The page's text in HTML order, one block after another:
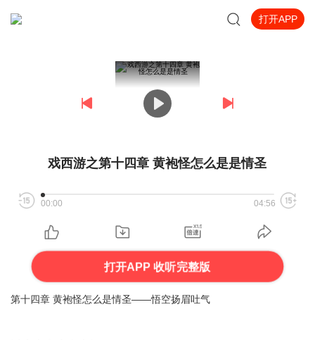
打开APP
戏西游之第十四章 黄袍怪怎么是是情圣
00:00 04:56
打开APP 收听完整版
第十四章 黄袍怪怎么是情圣——悟空扬眉吐气